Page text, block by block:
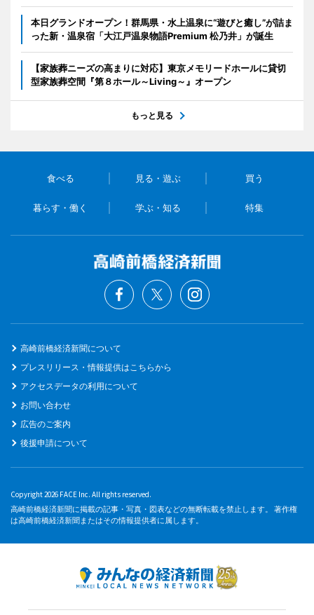
本日グランドオープン！群馬県・水上温泉に“遊びと癒し”が詰ま
った新・温泉宿「大江戸温泉物語Premium 松乃井」が誕生
【家族葬ニーズの高まりに対応】東京メモリードホールに貸切
型家族葬空間『第８ホール～Living～』オープン
もっと見る
食べる 見る・遊ぶ 買う
暮らす・働く 学ぶ・知る 特集
高崎前橋経済新聞について
プレスリリース・情報提供はこちらから
アクセスデータの利用について
お問い合わせ
広告のご案内
後援申請について
Copyright 2026 FACE Inc. All rights reserved.
高崎前橋経済新聞に掲載の記事・写真・図表などの無断転載を禁止します。 著作権
は高崎前橋経済新聞またはその情報提供者に属します。